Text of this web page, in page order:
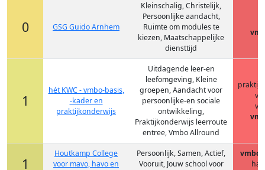
0 GSG Guido Arnhem
Kleinschalig, Christelijk,
Persoonlijke aandacht,
Ruimte om modules te
kiezen, Maatschappelijke
diensttijd
1
hét KWC - vmbo-basis,
-kader en
praktijkonderwijs
Uitdagende leer-en
leefomgeving, Kleine
groepen, Aandacht voor
persoonlijke-en sociale
ontwikkeling,
Praktijkonderwijs leerroute
entree, Vmbo Allround
1
Houtkamp College
voor mavo, havo en
Persoonlijk, Samen, Actief,
Vooruit, Jouw school voor
vmbo-